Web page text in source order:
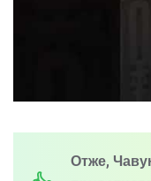
Отже,